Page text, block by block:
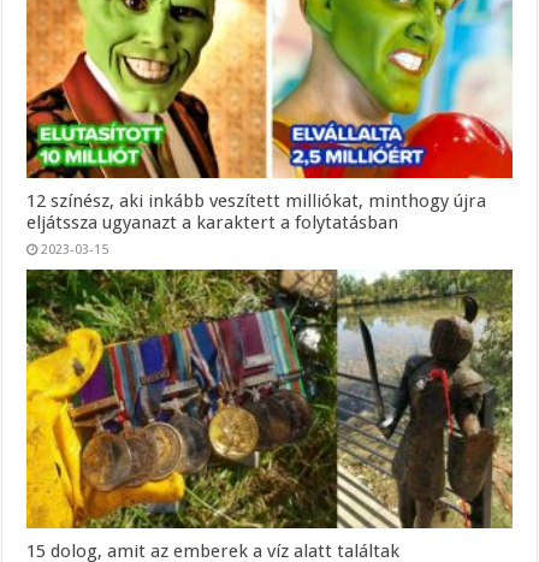
12 színész, aki inkább veszített milliókat, minthogy újra
eljátssza ugyanazt a karaktert a folytatásban
2023-03-15
15 dolog, amit az emberek a víz alatt találtak